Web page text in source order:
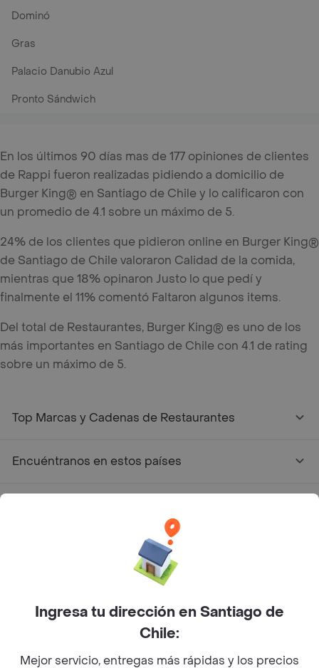
Dominó
Gras
Palacio Danubio Azul
Pronto Sándwich
En los últimos 90 días mas de 177 opiniones de clientes
de Rappi fueron realizadas pidiendo a domicilio de
Burger King® en Santiago de Chile y lo calificaron con
un promedio de 4.1 sobre un máximo de 5.
24% de los clientes que pidieron online en Burger King®
de Santiago de Chile valoraron Calidad de la comida,
mientras que 18% opinaron Justo lo que pedí y
finalmente el 11% comentó Faltaron algunos items.
Del total de Restaurantes, Burger King® es uno de los
más importantes en Santiago de Chile con 4.1 de rating
sobre un máximo de 5.
Top Marcas y Cadenas de Restaurantes
Encuéntranos en estos países
Google play
Pide tu comida favorita cerca de ti
Categorías
Ingresa tu dirección en Santiago de
Chile:
Mejor servicio, entregas más rápidas y los precios